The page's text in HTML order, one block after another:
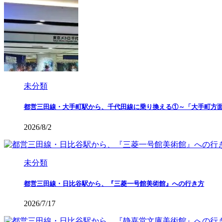
未分類
都営三田線・大手町駅から、千代田線に乗り換える①～「大手町方
2026/8/2
未分類
都営三田線・日比谷駅から、『三菱一号館美術館』への行き方
2026/7/17